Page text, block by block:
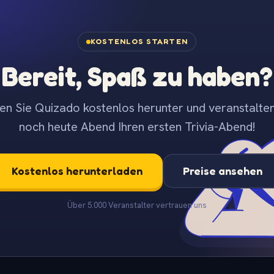
KOSTENLOS STARTEN
Bereit, Spaß zu haben?
Sie Quizado kostenlos herunter und
noch heute Abend Ihren ersten Trivia-Abend!
Kostenlos herunterladen Preise ansehen
Über 5.000 Veranstalter vertrauen uns